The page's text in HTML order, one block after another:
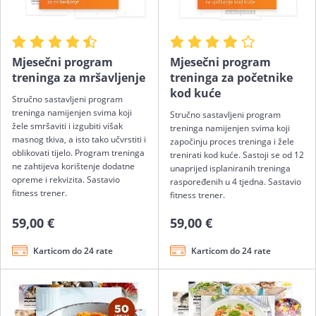
Mjesečni program
treninga za mršavljenje
Stručno sastavljeni program
treninga namijenjen svima koji
žele smršaviti i izgubiti višak
masnog tkiva, a isto tako učvrstiti i
oblikovati tijelo. Program treninga
ne zahtijeva korištenje dodatne
opreme i rekvizita. Sastavio
fitness trener.
59,00 €
Karticom do 24 rate
Mjesečni program
treninga za početnike
kod kuće
Stručno sastavljeni program
treninga namijenjen svima koji
započinju proces treninga i žele
trenirati kod kuće. Sastoji se od 12
unaprijed isplaniranih treninga
raspoređenih u 4 tjedna. Sastavio
fitness trener.
59,00 €
Karticom do 24 rate